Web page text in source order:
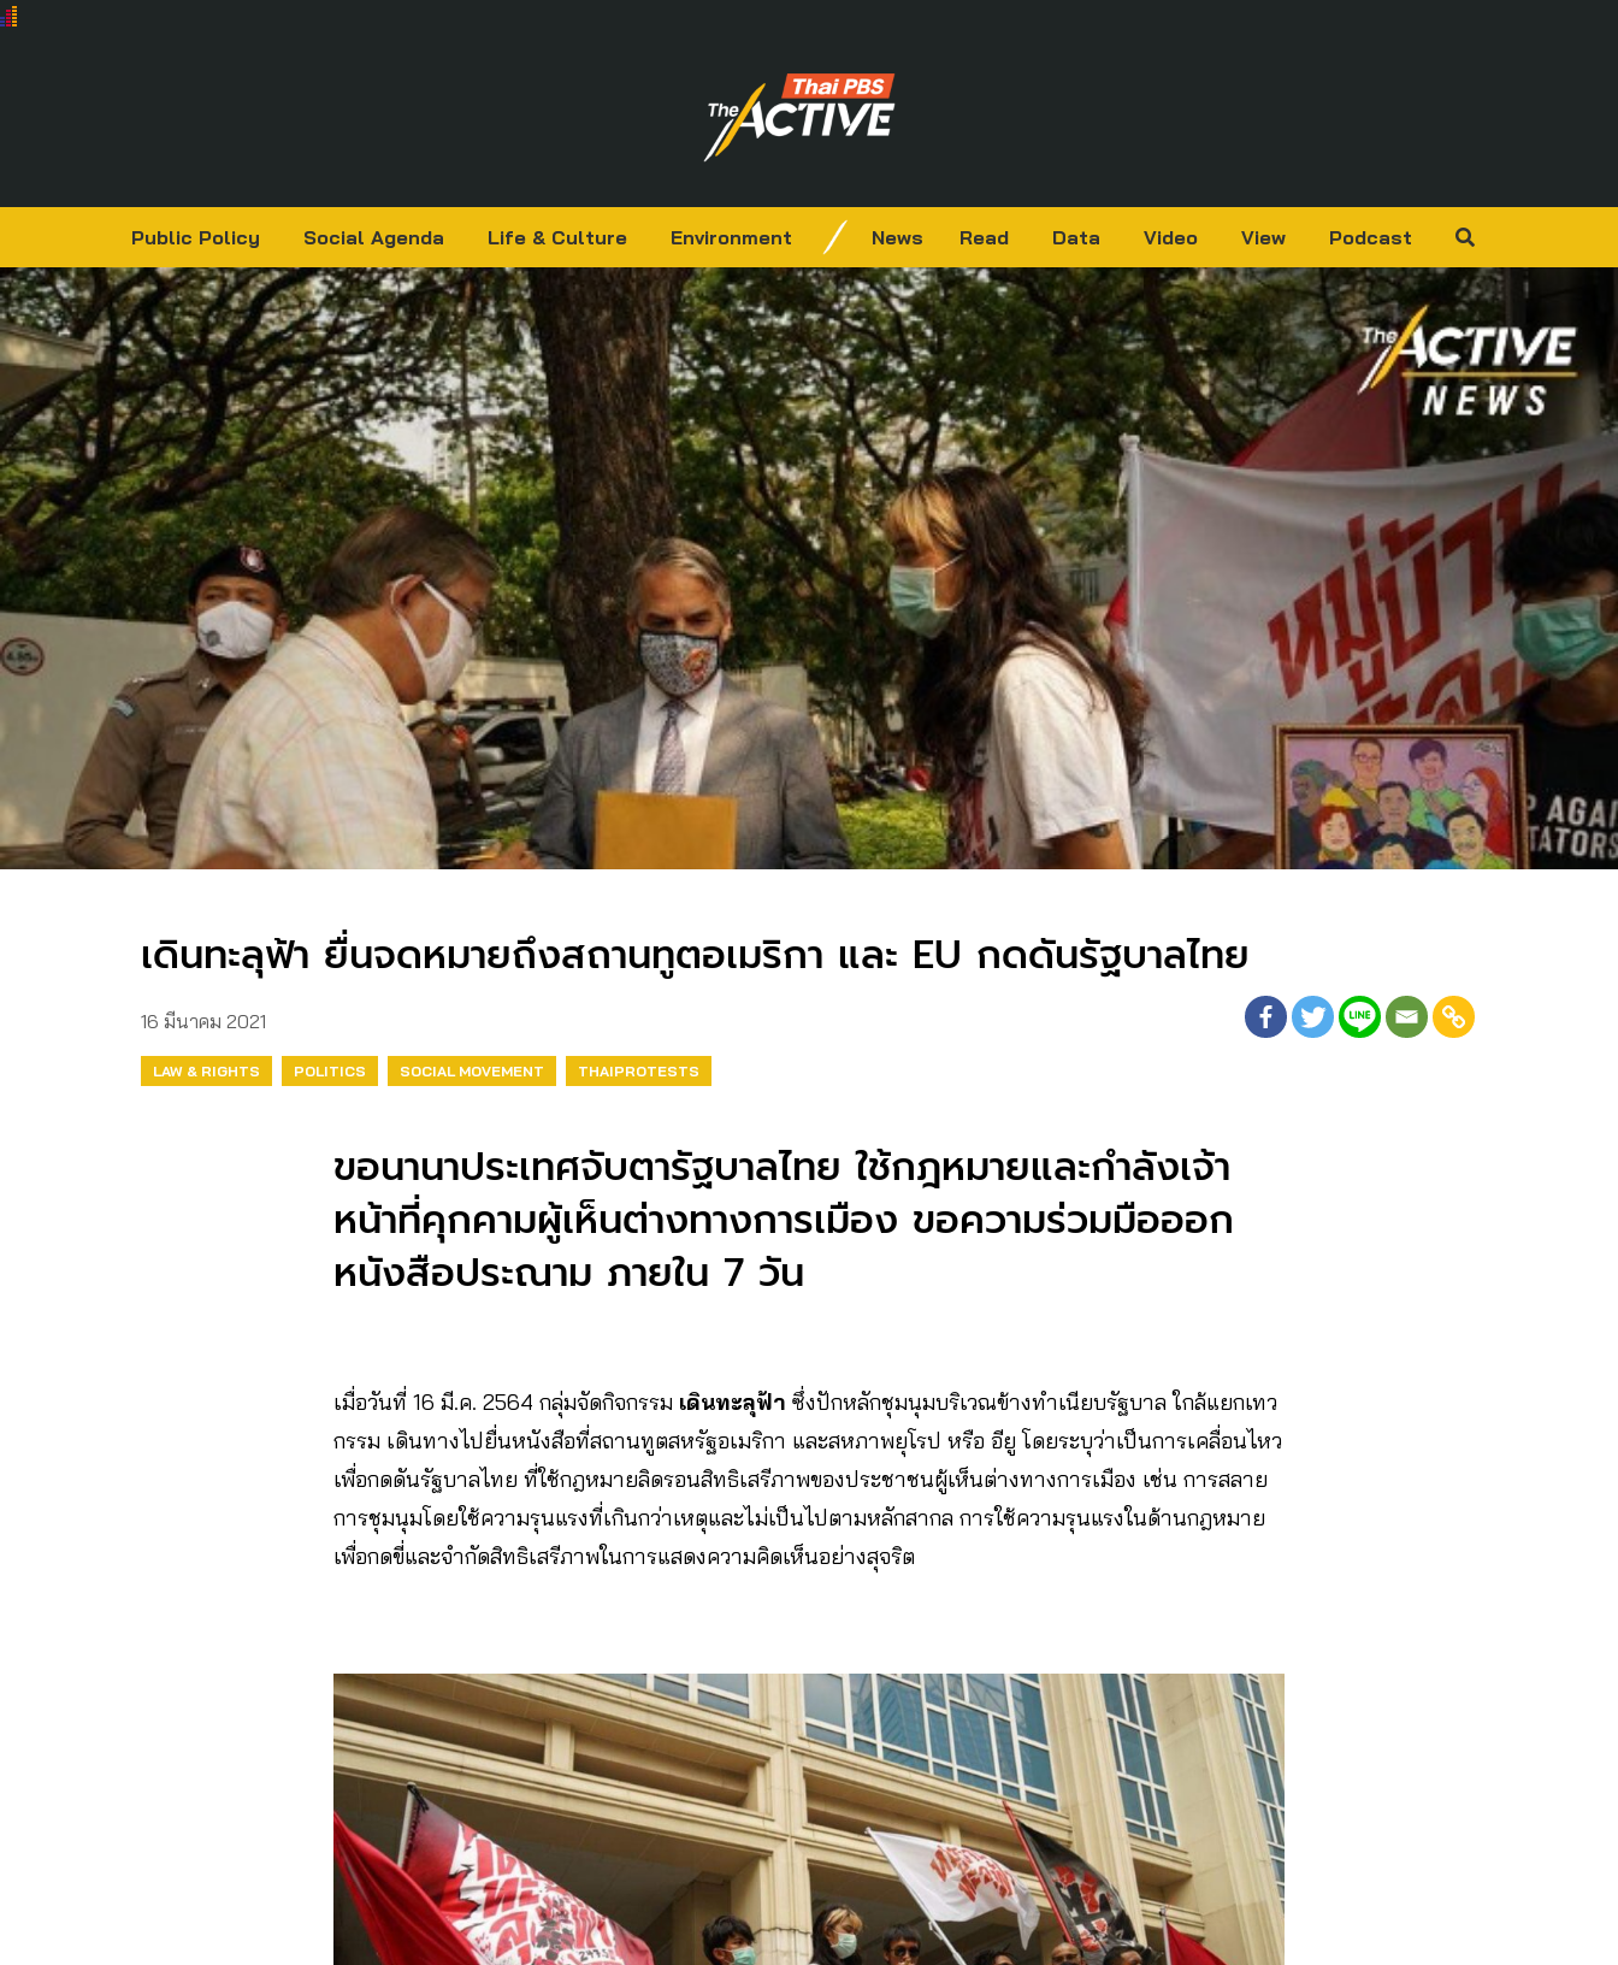
Public Policy Social Agenda Life & Culture Environment News Read Data Video View Podcast
เดินทะลุฟ้า ยื่นจดหมายถึงสถานทูตอเมริกา และ EU กดดันรัฐบาลไทย
16 มีนาคม 2021
LAW & RIGHTS POLITICS SOCIAL MOVEMENT THAIPROTESTS
ขอนานาประเทศจับตารัฐบาลไทย ใช้กฎหมายและกำลังเจ้า
หน้าที่คุกคามผู้เห็นต่างทางการเมือง ขอความร่วมมือออก
หนังสือประณาม ภายใน 7 วัน
เมื่อวันที่ 16 มี.ค. 2564 กลุ่มจัดกิจกรรม เดินทะลุฟ้า ซึ่งปักหลักชุมนุมบริเวณข้างทำเนียบรัฐบาล ใกล้แยกเทว
กรรม เดินทางไปยื่นหนังสือที่สถานทูตสหรัฐอเมริกา และสหภาพยุโรป หรือ อียู โดยระบุว่าเป็นการเคลื่อนไหว
เพื่อกดดันรัฐบาลไทย ที่ใช้กฎหมายลิดรอนสิทธิเสรีภาพของประชาชนผู้เห็นต่างทางการเมือง เช่น การสลาย
การชุมนุมโดยใช้ความรุนแรงที่เกินกว่าเหตุและไม่เป็นไปตามหลักสากล การใช้ความรุนแรงในด้านกฎหมาย
เพื่อกดขี่และจำกัดสิทธิเสรีภาพในการแสดงความคิดเห็นอย่างสุจริต